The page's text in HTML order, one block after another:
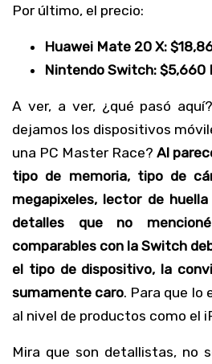
Por último, el precio:
Huawei Mate 20 X:
Nintendo Switch: $5,660
A ver, a ver, ¿qué pasó
dejamos los dispositivos
una PC Master Race? Al
tipo de memoria, tipo de
megapixeles, lector de
detalles que no
comparables con la Switch
el tipo de dispositivo, la
sumamente caro. Para que lo
al nivel de productos como el
Mira que son detallistas, no